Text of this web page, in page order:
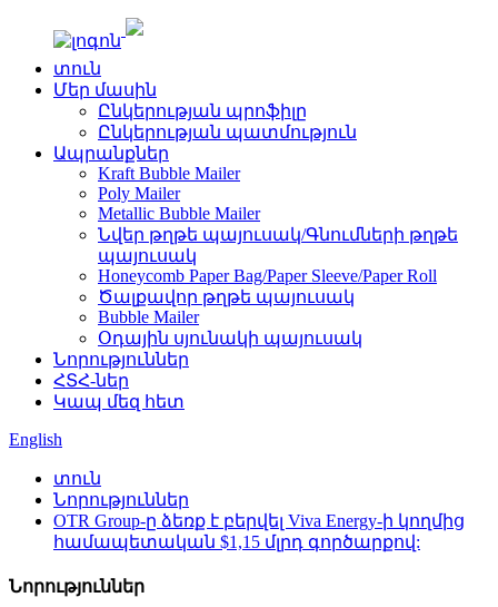
տուն
Մեր մասին
Ընկերության պրոֆիլը
Ընկերության պատմություն
Ապրանքներ
Kraft Bubble Mailer
Poly Mailer
Metallic Bubble Mailer
Նվեր թղթե պայուսակ/Գնումների թղթե
պայուսակ
Honeycomb Paper Bag/Paper Sleeve/Paper Roll
Ծալքավոր թղթե պայուսակ
Bubble Mailer
Օդային սյունակի պայուսակ
Նորություններ
ՀՏՀ-ներ
Կապ մեզ հետ
English
տուն
Նորություններ
OTR Group-ը ձեռք է բերվել Viva Energy-ի կողմից
համապետական ​​$1,15 մլրդ գործարքով:
Նորություններ